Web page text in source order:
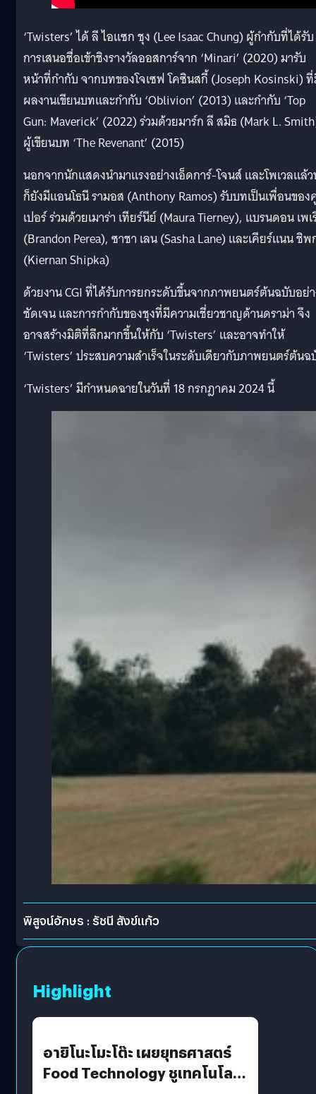
‘Twisters’ ได้ ลี ไอแซก ชุง (Lee Isaac Chung) ผู้กำกับที่ได้รับ
การเสนอชื่อเข้าชิงรางวัลออสการ์จาก ‘Minari’ (2020) มารับ
หน้าที่กำกับ จากบทของโจเซฟ โคซินสกี้ (Joseph Kosinski)
ผลงานเขียนบทและกำกับ ‘Oblivion’ (2013) และกำกับ ‘Top
Gun: Maverick’ (2022) ร่วมด้วยมาร์ก ลี สมิธ (Mark L.
ผู้เขียนบท ‘The Revenant’ (2015)
นอกจากนักแสดงนำมาแรงอย่างเอ็ดการ์-โจนส์ และโพเวลแล้
ก็ยังมีแอนโธนี รามอส (Anthony Ramos) รับบทเป็นเพื่อนของ
เปอร์ ร่วมด้วยเมาร่า เทียร์นีย์ (Maura Tierney), แบรนดอน เพ
(Brandon Perea), ซาชา เลน (Sasha Lane) และเคียร์แนน ชิพ
(Kiernan Shipka)
ด้วยงาน CGI ที่ได้รับการยกระดับขึ้นจากภาพยนตร์ต้นฉบับอย่
ชัดเจน และการกำกับของชุงที่มีความเชี่ยวชาญด้านดราม่า จึง
อาจสร้างมิติที่ลึกมากขึ้นให้กับ ‘Twisters’ และอาจทำให้
‘Twisters’ ประสบความสำเร็จในระดับเดียวกับภาพยนตร์ต้น
‘Twisters’ มีกำหนดฉายในวันที่ 18 กรกฎาคม 2024 นี้
พิสูจน์อักษร : รัชนี สังข์แก้ว
Highlight
อายิโนะโมะโต๊ะ เผยยุทธศาสตร์
Food Technology ชูเทคโนโลยี